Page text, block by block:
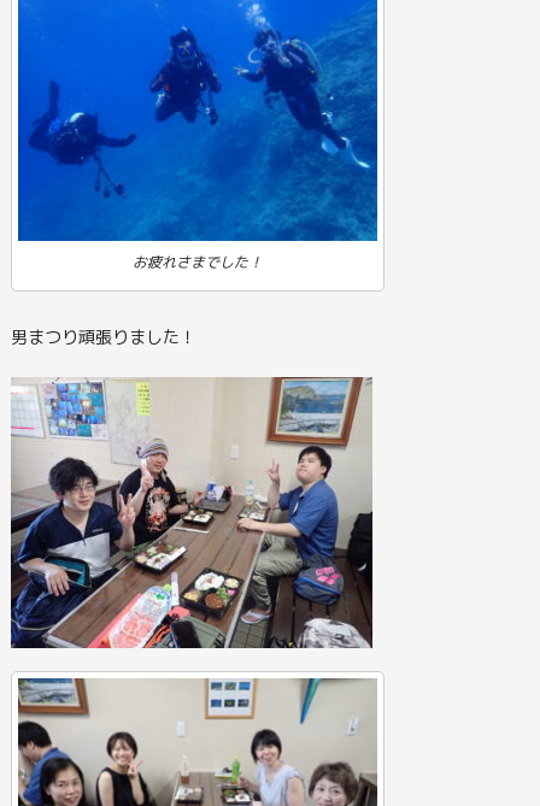
お疲れさまでした！
男まつり頑張りました！